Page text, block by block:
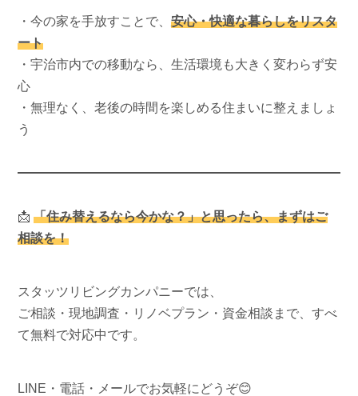
・今の家を手放すことで、安心・快適な暮らしをリスタ
ート
・宇治市内での移動なら、生活環境も大きく変わらず安
心
・無理なく、老後の時間を楽しめる住まいに整えましょ
う
📩「住み替えるなら今かな？」と思ったら、まずはご
相談を！
スタッツリビングカンパニーでは、
ご相談・現地調査・リノベプラン・資金相談まで、すべ
て無料で対応中です。
LINE・電話・メールでお気軽にどうぞ😊